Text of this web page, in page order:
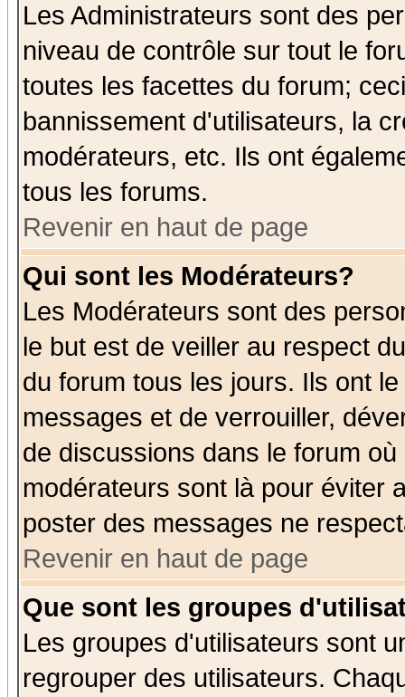
Les Administrateurs sont des
niveau de contrôle sur tout le
toutes les facettes du forum;
bannissement d'utilisateurs, la
modérateurs, etc. Ils ont
tous les forums.
Revenir en haut de page
Qui sont les Modérateurs?
Les Modérateurs sont des
le but est de veiller au respect
du forum tous les jours. Ils ont
messages et de verrouiller,
de discussions dans le forum
modérateurs sont là pour éviter
poster des messages ne
Revenir en haut de page
Que sont les groupes
Les groupes d'utilisateurs sont
regrouper des utilisateurs.